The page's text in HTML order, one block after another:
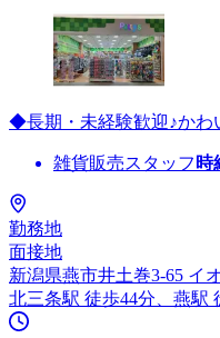
◆長期・未経験歓迎♪か
雑貨販売スタッフ 時
勤務地
面接地
新潟県燕市井土巻3-65 イ
北三条駅 徒歩44分、燕駅